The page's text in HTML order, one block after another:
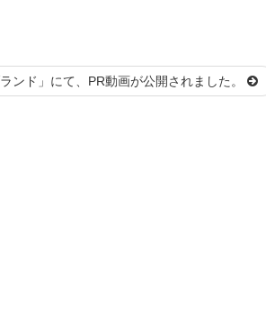
ンド」にて、PR動画が公開されました。